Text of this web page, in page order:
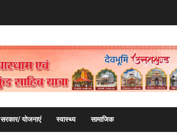
सरकार/ योजनाएं स्वास्थ्य सामाजिक